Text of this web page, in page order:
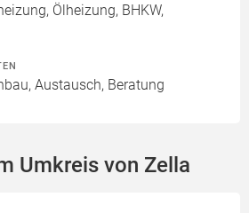
Ölheizung, BHKW,
Austausch, Beratung
Umkreis von Zella